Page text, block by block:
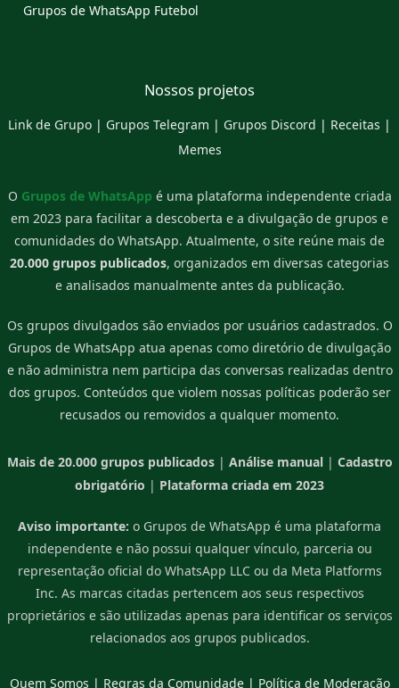
Grupos de WhatsApp Futebol
Nossos projetos
Link de Grupo | Grupos Telegram | Grupos Discord | Receitas |
Memes
O Grupos de WhatsApp é uma plataforma independente criada
em 2023 para facilitar a descoberta e a divulgação de grupos e
comunidades do WhatsApp. Atualmente, o site reúne mais de
20.000 grupos publicados, organizados em diversas categorias
e analisados manualmente antes da publicação.
Os grupos divulgados são enviados por usuários cadastrados. O
Grupos de WhatsApp atua apenas como diretório de divulgação
e não administra nem participa das conversas realizadas dentro
dos grupos. Conteúdos que violem nossas políticas poderão ser
recusados ou removidos a qualquer momento.
Mais de 20.000 grupos publicados| Análise manual| Cadastro
obrigatório | Plataforma criada em 2023
Aviso importante: o Grupos de WhatsApp é uma plataforma
independente e não possui qualquer vínculo, parceria ou
representação oficial do WhatsApp LLC ou da Meta Platforms
Inc. As marcas citadas pertencem aos seus respectivos
proprietários e são utilizadas apenas para identificar os serviços
relacionados aos grupos publicados.
Quem Somos | Regras da Comunidade| Política de Moderação